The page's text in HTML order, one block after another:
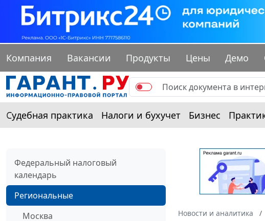
Компания Вакансии Продукты Цены Демо
Судебная практика Налоги и бухучет Бизнес
Федеральный налоговый
календарь
Региональные
Москва
Новости и аналитика